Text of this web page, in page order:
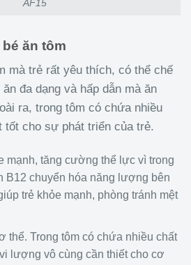
AF15
ăn tôm
mà trẻ rất yêu thích, có thể chế
đa dạng và hấp dẫn mà ăn
ra, trong tôm có chứa nhiều
tốt cho sự phát triển của trẻ.
mạnh, tăng cường thể lực vì trong
B12 chuyển hóa năng lượng bên
trẻ khỏe mạnh, phòng tránh mệt
thể. Trong tôm có chứa nhiều chất
lượng vô cùng cần thiết cho cơ